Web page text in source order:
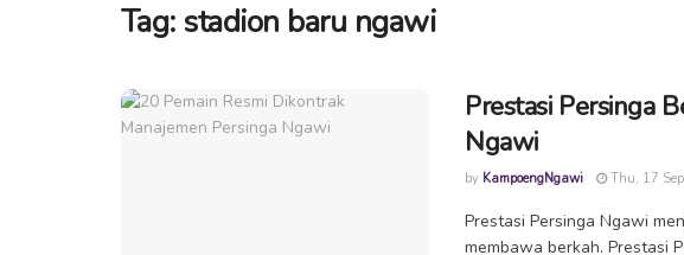
Tag: stadion baru ngawi
Prestasi Persinga
Ngawi
by KampoengNgawi Thu, 17
Prestasi Persinga Ngawi
membawa berkah. Prestasi